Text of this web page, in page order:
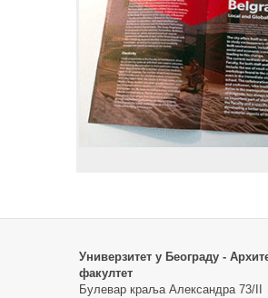
Универзитет у Београду -
факултет
Булевар краља Александра 73/II